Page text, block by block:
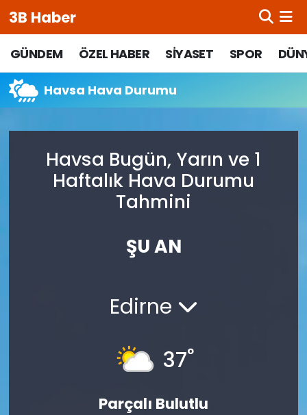
3B Haber
GÜNDEM ÖZEL HABER SİYASET SPOR
Havsa Hava Durumu
Havsa Bugün, Yarın ve 1
Haftalık Hava Durumu
Tahmini
ŞU AN
Edirne
37°
Parçalı Bulutlu
Beypazarı Hava Durumu
Beypazarı Trafik Yoğunluk Haritası
Tüm Manşetler
Son Dakika Haberleri